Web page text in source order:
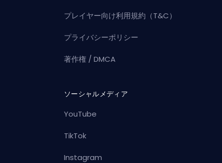
プレイヤー向け利用規約（T&C）
プライバシーポリシー
著作権 / DMCA
ソーシャルメディア
YouTube
TikTok
Instagram